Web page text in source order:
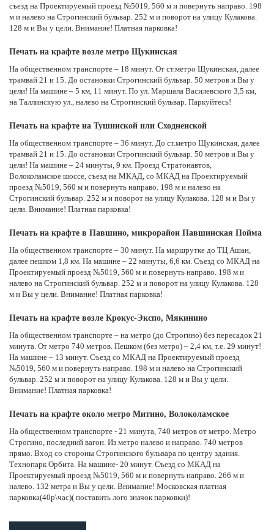
съезд на Проектируемый проезд №5019, 560 м и повернуть направо. 198
м и налево на Строгинский бульвар. 252 м и поворот на улицу Кулакова.
128 м и Вы у цели. Внимание! Платная парковка!
Печать на крафте возле метро Щукинская
На общественном транспорте – 18 минут. От ст.метро Щукинская, далее
трамвай 21 и 15. До остановки Строгинский бульвар. 50 метров и Вы у
цели! На машине – 5 км, 11 минут. По ул. Маршала Василевского 3,5 км,
на Таллинскую ул., налево на Строгинский бульвар. Паркуйтесь!
Печать на крафте на Тушинской или Сходненской
На общественном транспорте – 36 минут. До ст.метро Щукинская, далее
трамвай 21 и 15. До остановки Строгинский бульвар. 50 метров и Вы у
цели! На машине – 24 минуты, 9 км. Проезд Стратонавтов,
Волоколамское шоссе, съезд на МКАД, со МКАД на Проектируемый
проезд №5019, 560 м и повернуть направо. 198 м и налево на
Строгинский бульвар. 252 м и поворот на улицу Кулакова. 128 м и Вы у
цели. Внимание! Платная парковка!
Печать на крафте в Павшино, микрорайон Павшинская Пойма
На общественном транспорте – 30 минут. На маршрутке до ТЦ Ашан,
далее пешком 1,8 км. На машине – 22 минуты, 6,6 км. Съезд со МКАД на
Проектируемый проезд №5019, 560 м и повернуть направо. 198 м и
налево на Строгинский бульвар. 252 м и поворот на улицу Кулакова. 128
м и Вы у цели. Внимание! Платная парковка!
Печать на крафте возле Крокус-Экспо, Мякинино
На общественном транспорте – на метро (до Строгино) без пересадок 21
минута. От метро 740 метров. Пешком (без метро) – 2,4 км, т.е. 29 минут!
На машине – 13 минут. Съезд со МКАД на Проектируемый проезд
№5019, 560 м и повернуть направо. 198 м и налево на Строгинский
бульвар. 252 м и поворот на улицу Кулакова. 128 м и Вы у цели.
Внимание! Платная парковка!
Печать на крафте около метро Митино, Волоколамское
На общественном транспорте - 21 минута, 740 метров от метро. Метро
Строгино, последний вагон. Из метро налево и направо. 740 метров
прямо. Вход со стороны Строгинского бульвара по центру здания.
Технопарк Орбита. На машине- 20 минут. Съезд со МКАД на
Проектируемый проезд №5019, 560 м и повернуть направо. 266 м и
налево. 132 метра и Вы у цели. Внимание! Московская платная
парковка(40р\час)( поставить лого значок парковки)!